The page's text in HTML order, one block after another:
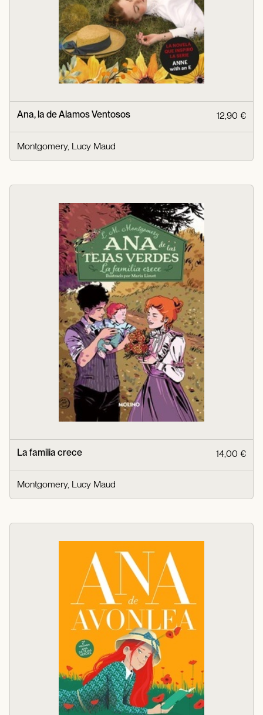
Ana, la de Alamos Ventosos 12,90 €
Montgomery, Lucy Maud
La familia crece 14,00 €
Montgomery, Lucy Maud